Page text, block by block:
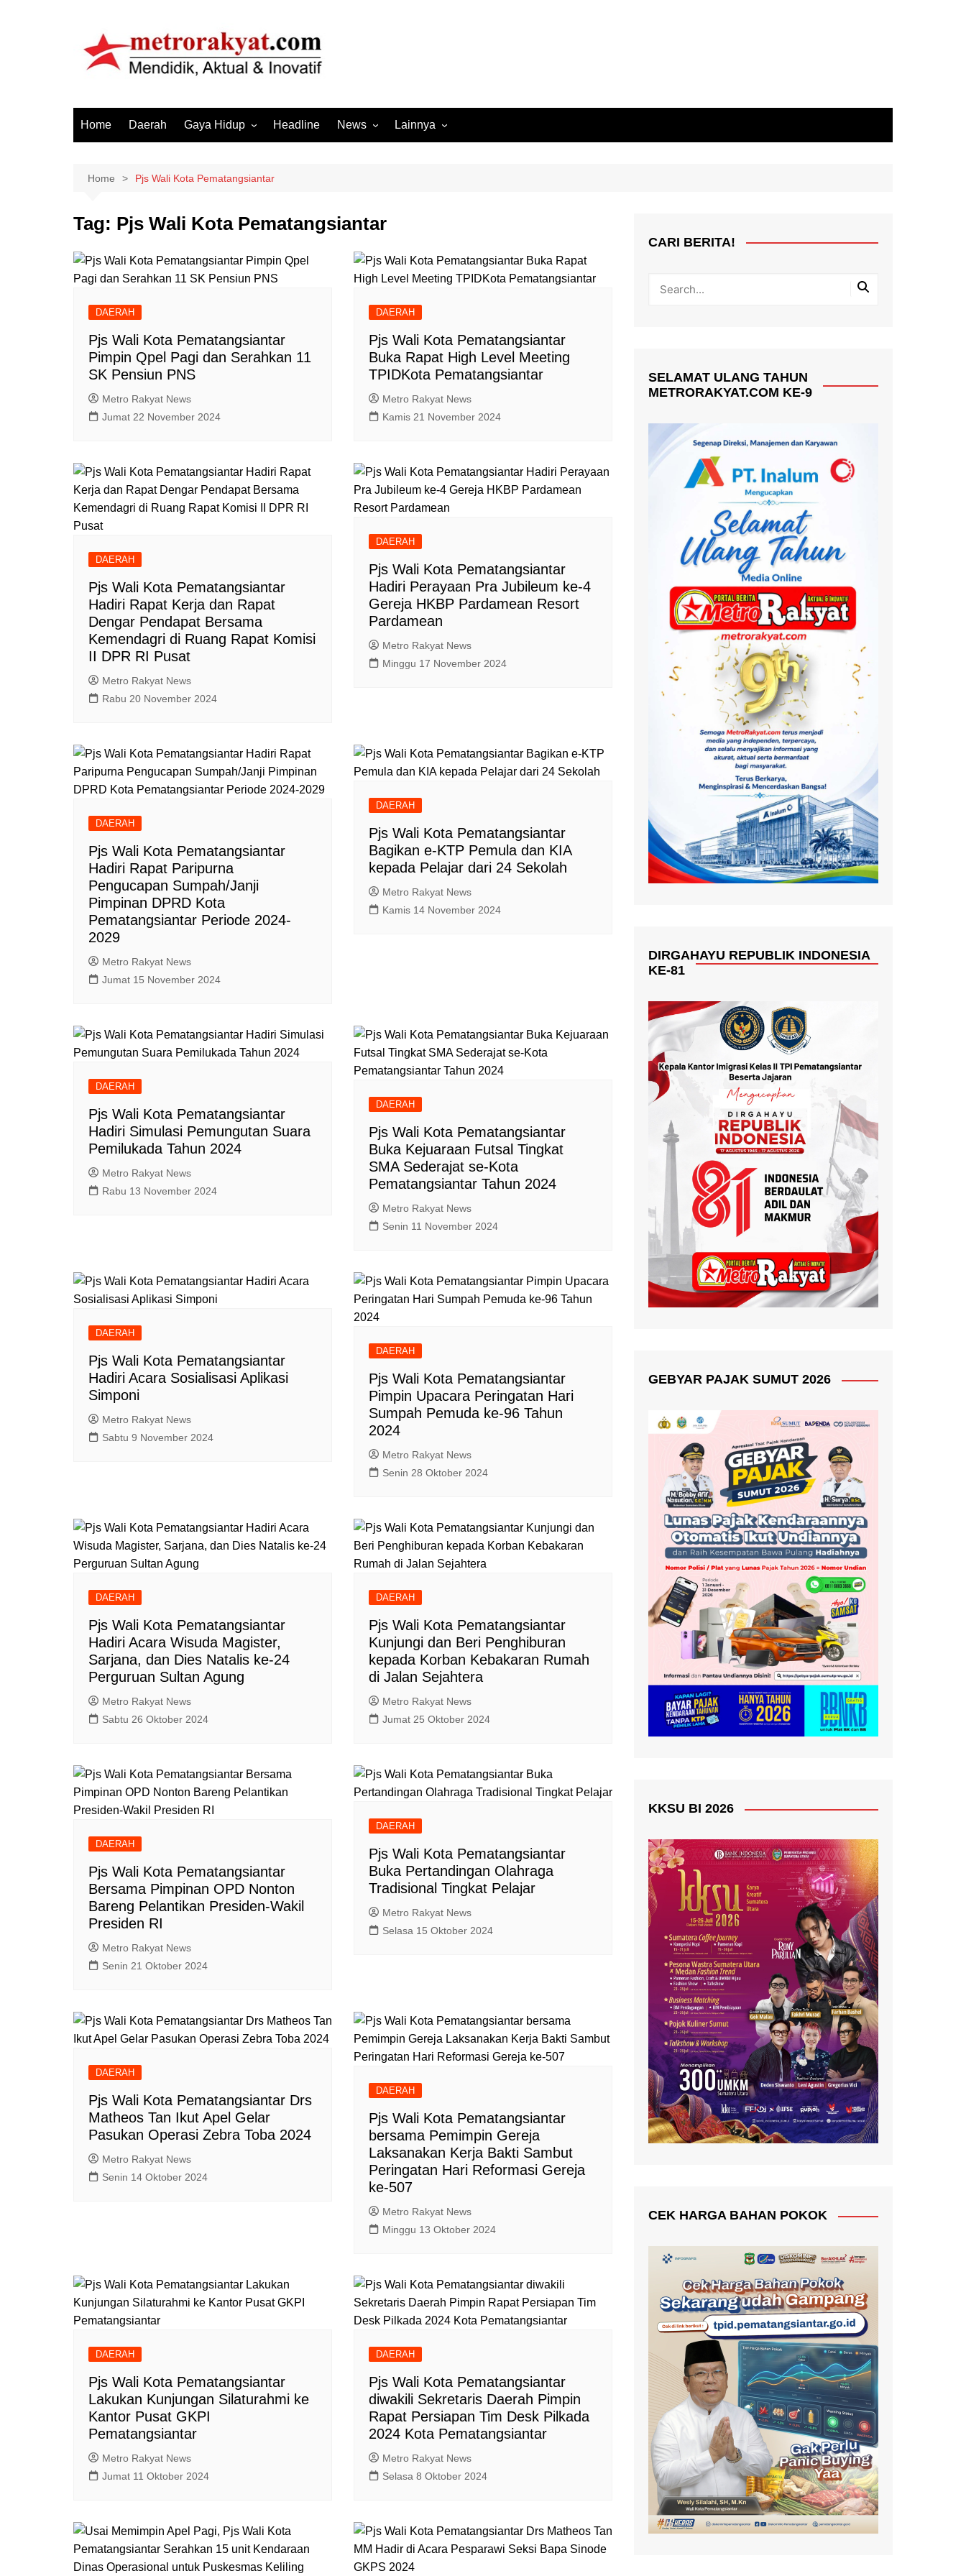
Home Daerah Gaya Hidup
Hiburan
Olahraga
Sosial & Budaya
Headline News
Lintas Koramil – MS
Megapolitan
Nasional
Peristiwa
Polisi Kita
Samosir
TNI Merakyat
Lainnya
Sumut
Wisata
Home Pjs Wali Kota Pematangsiantar
Tag: Pjs Wali Kota Pematangsiantar
DAERAH
Pjs Wali Kota Pematangsiantar
Pimpin Qpel Pagi dan Serahkan 11
SK Pensiun PNS
Metro Rakyat News
Jumat 22 November 2024
DAERAH
Pjs Wali Kota Pematangsiantar
Buka Rapat High Level Meeting
TPIDKota Pematangsiantar
Metro Rakyat News
Kamis 21 November 2024
DAERAH
Pjs Wali Kota Pematangsiantar
Hadiri Rapat Kerja dan Rapat
Dengar Pendapat Bersama
Kemendagri di Ruang Rapat Komisi
II DPR RI Pusat
Metro Rakyat News
Rabu 20 November 2024
DAERAH
Pjs Wali Kota Pematangsiantar
Hadiri Perayaan Pra Jubileum ke-4
Gereja HKBP Pardamean Resort
Pardamean
Metro Rakyat News
Minggu 17 November 2024
DAERAH
Pjs Wali Kota Pematangsiantar
Hadiri Rapat Paripurna
Pengucapan Sumpah/Janji
Pimpinan DPRD Kota
Pematangsiantar Periode 2024-
2029
Metro Rakyat News
Jumat 15 November 2024
DAERAH
Pjs Wali Kota Pematangsiantar
Bagikan e-KTP Pemula dan KIA
kepada Pelajar dari 24 Sekolah
Metro Rakyat News
Kamis 14 November 2024
DAERAH
Pjs Wali Kota Pematangsiantar
Hadiri Simulasi Pemungutan Suara
Pemilukada Tahun 2024
Metro Rakyat News
Rabu 13 November 2024
DAERAH
Pjs Wali Kota Pematangsiantar
Buka Kejuaraan Futsal Tingkat
SMA Sederajat se-Kota
Pematangsiantar Tahun 2024
Metro Rakyat News
Senin 11 November 2024
DAERAH
Pjs Wali Kota Pematangsiantar
Hadiri Acara Sosialisasi Aplikasi
Simponi
Metro Rakyat News
Sabtu 9 November 2024
DAERAH
Pjs Wali Kota Pematangsiantar
Pimpin Upacara Peringatan Hari
Sumpah Pemuda ke-96 Tahun
2024
Metro Rakyat News
Senin 28 Oktober 2024
DAERAH
Pjs Wali Kota Pematangsiantar
Hadiri Acara Wisuda Magister,
Sarjana, dan Dies Natalis ke-24
Perguruan Sultan Agung
Metro Rakyat News
Sabtu 26 Oktober 2024
DAERAH
Pjs Wali Kota Pematangsiantar
Kunjungi dan Beri Penghiburan
kepada Korban Kebakaran Rumah
di Jalan Sejahtera
Metro Rakyat News
Jumat 25 Oktober 2024
DAERAH
Pjs Wali Kota Pematangsiantar
Bersama Pimpinan OPD Nonton
Bareng Pelantikan Presiden-Wakil
Presiden RI
Metro Rakyat News
Senin 21 Oktober 2024
DAERAH
Pjs Wali Kota Pematangsiantar
Buka Pertandingan Olahraga
Tradisional Tingkat Pelajar
Metro Rakyat News
Selasa 15 Oktober 2024
DAERAH
Pjs Wali Kota Pematangsiantar Drs
Matheos Tan Ikut Apel Gelar
Pasukan Operasi Zebra Toba 2024
Metro Rakyat News
Senin 14 Oktober 2024
DAERAH
Pjs Wali Kota Pematangsiantar
bersama Pemimpin Gereja
Laksanakan Kerja Bakti Sambut
Peringatan Hari Reformasi Gereja
ke-507
Metro Rakyat News
Minggu 13 Oktober 2024
DAERAH
Pjs Wali Kota Pematangsiantar
Lakukan Kunjungan Silaturahmi ke
Kantor Pusat GKPI
Pematangsiantar
Metro Rakyat News
Jumat 11 Oktober 2024
DAERAH
Pjs Wali Kota Pematangsiantar
diwakili Sekretaris Daerah Pimpin
Rapat Persiapan Tim Desk Pilkada
2024 Kota Pematangsiantar
Metro Rakyat News
Selasa 8 Oktober 2024
CARI BERITA!
SELAMAT ULANG TAHUN
METRORAKYAT.COM KE-9
DIRGAHAYU REPUBLIK INDONESIA
KE-81
GEBYAR PAJAK SUMUT 2026
KKSU BI 2026
CEK HARGA BAHAN POKOK